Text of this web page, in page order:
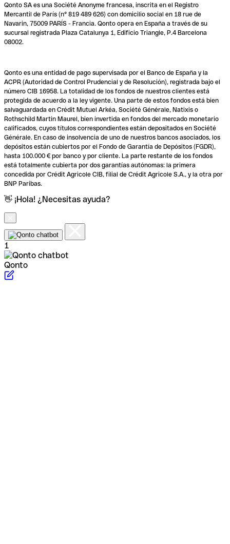
Qonto SA es una Société Anonyme francesa, inscrita en el Registro
Mercantil de París (n° 819 489 626) con domicilio social en 18 rue de
Navarin, 75009 PARÍS - Francia. Qonto opera en España a través de su
sucursal registrada Plaza Catalunya 1, Edificio Triangle, P.4 Barcelona
08002.
Qonto es una entidad de pago supervisada por el Banco de España y la
ACPR (Autoridad de Control Prudencial y de Resolución), registrada bajo el
número CIB 16958. La totalidad de los fondos de nuestros clientes está
protegida de acuerdo a la ley vigente. Una parte de estos fondos está bien
salvaguardada en Crédit Mutuel Arkéa, Société Générale, Natixis o
Rothschild Martin Maurel, bien invertida en fondos del mercado monetario
calificados, cuyos títulos correspondientes están depositados en Société
Générale. En caso de insolvencia de uno de nuestros bancos asociados, los
depósitos están cubiertos por el Fondo de Garantía de Depósitos (FGDR),
hasta 100.000 € por banco y por cliente. La parte restante de los fondos
está totalmente cubierta por dos garantías autónomas: la primera
concedida por Crédit Agricole CIB, filial de Crédit Agricole S.A., y la otra por
BNP Paribas.
👋 ¡Hola! ¿Necesitas ayuda?
1
Qonto